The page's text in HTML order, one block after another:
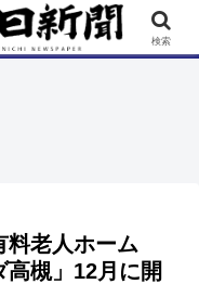
街ネタ イベント
料老人ホーム
高槻」12月に開
検索